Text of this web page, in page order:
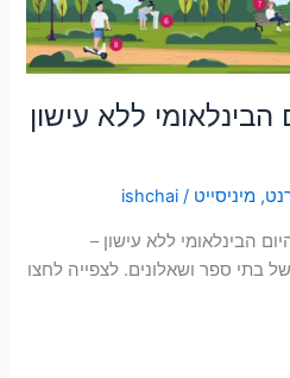
הבינלאומי ללא עישון
,מיניסייט /
ishchai
הבינלאומי ללא עישון –
בתי ספר ושאלונים. לצפייה לחצו